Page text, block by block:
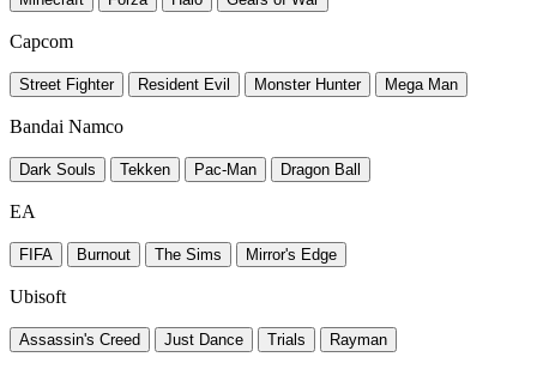
Capcom
Street Fighter Resident Evil Monster Hunter Mega Man
Bandai Namco
Dark Souls Tekken Pac-Man Dragon Ball
EA
FIFA Burnout The Sims Mirror's Edge
Ubisoft
Assassin's Creed Just Dance Trials Rayman